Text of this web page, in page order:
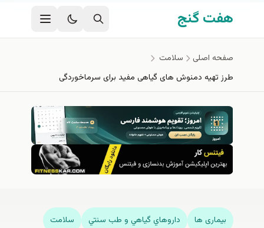
رفتن به محتوای اصلی
هفت گنج
صفحه اصلی
سلامت
طرز تهیه دمنوش های گیاهی مفید برای سرماخوردگی
بیماری ها داروهاي گياهي و طب سنتي سلامت